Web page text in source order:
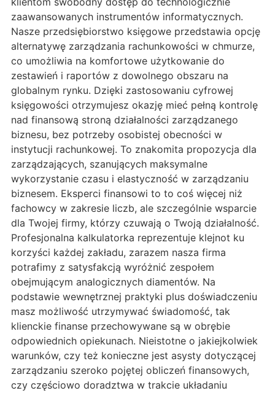
zaawansowanych instrumentów informatycznych.
Nasze przedsiębiorstwo księgowe przedstawia opcję
alternatywę zarządzania rachunkowości w chmurze,
co umożliwia na komfortowe użytkowanie do
zestawień i raportów z dowolnego obszaru na
globalnym rynku. Dzięki zastosowaniu cyfrowej
księgowości otrzymujesz okazję mieć pełną kontrolę
nad finansową stroną działalności zarządzanego
biznesu, bez potrzeby osobistej obecności w
instytucji rachunkowej. To znakomita propozycja dla
zarządzających, szanujących maksymalne
wykorzystanie czasu i elastyczność w zarządzaniu
biznesem. Eksperci finansowi to to coś więcej niż
fachowcy w zakresie liczb, ale szczególnie wsparcie
dla Twojej firmy, którzy czuwają o Twoją działalność.
Profesjonalna kalkulatorka reprezentuje klejnot ku
korzyści każdej zakładu, zarazem nasza firma
potrafimy z satysfakcją wyróżnić zespołem
obejmującym analogicznych diamentów. Na
podstawie wewnętrznej praktyki plus doświadczeniu
masz możliwość utrzymywać świadomość, tak
klienckie finanse przechowywane są w obrębie
odpowiednich opiekunach. Nieistotne o jakiejkolwiek
warunków, czy też konieczne jest asysty dotyczącej
zarządzaniu szeroko pojętej obliczeń finansowych,
czy częściowo doradztwa w trakcie układaniu